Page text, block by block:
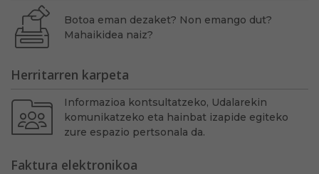
Botoa eman dezaket? Non emango dut?
Mahaikidea naiz?
Herritarren karpeta
Informazioa kontsultatzeko, Udalarekin
komunikatzeko eta hainbat izapide egiteko
zure espazio pertsonala da.
Faktura elektronikoa